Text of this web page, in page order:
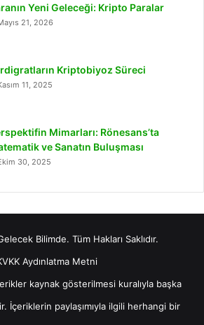
Yeni Geleceği: Kripto Paralar
21, 2026
Kriptobiyoz Süreci
11, 2025
Mimarları: Rönesans’ta
ve Sanatın Buluşması
30, 2025
Bilimde. Tüm Hakları Saklıdır.
Aydınlatma Metni
kaynak gösterilmesi kuralıyla başka
İçeriklerin paylaşımıyla ilgili herhangi bir